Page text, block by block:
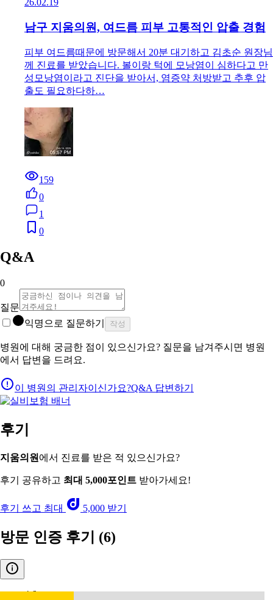
26.02.19
남구 지움의원, 여드름 피부 고통적인 압출 경험
피부 여드름때문에 방문해서 20분 대기하고 김초순 원장님
께 진료를 받았습니다. 볼이랑 턱에 모낭염이 심하다고 만
성모낭염이라고 진단을 받아서, 염증약 처방받고 추후 압
출도 필요하다하…
159
0
1
0
Q&A
0
질문
익명으로 질문하기
작성
병원에 대해 궁금한 점이 있으신가요? 질문을 남겨주시면 병원
에서 답변을 드려요.
이 병원의 관리자이신가요?Q&A 답변하기
후기
지움의원 에서 진료를 받은 적 있으신가요?
후기 공유하고 최대 5,000포인트 받아가세요!
후기 쓰고 최대 5,000 받기
방문 인증 후기 (6)
4.6